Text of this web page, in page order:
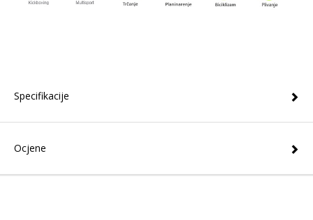
Specifikacije
Ocjene